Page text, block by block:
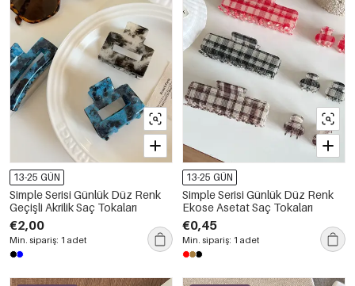
13-25 GÜN
Simple Serisi Günlük Düz Renk
Geçişli Akrilik Saç Tokaları
€2,00
Min. sipariş: 1 adet
13-25 GÜN
Simple Serisi Günlük Düz Renk
Ekose Asetat Saç Tokaları
€0,45
Min. sipariş: 1 adet